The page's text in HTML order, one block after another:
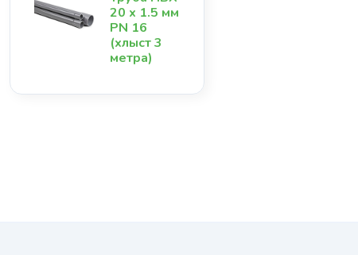
20 х 1.5 мм
PN 16
(хлыст 3
метра)